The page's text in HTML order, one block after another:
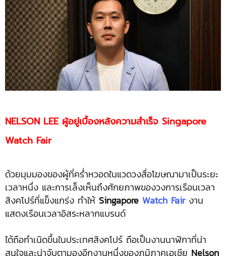
NELSON LEE ผู้อยู่เบื้องหลังความสำเร็จ Singapore
Watch Fair
ด้วยมุมมองของผู้ที่คร่ำหวอดในแวดวงสื่อโฆษณามาเป็นระยะ
เวลาหนึ่ง และการเล็งเห็นถึงศักยภาพของวงการเรือนเวลา
สิงคโปร์ที่แข็งแกร่ง ทำให้ Singapore Watch Fairงาน
แสดงเรือนเวลาอิสระหลากแบรนด์
ได้ถือกำเนิดขึ้นในประเทศสิงคโปร์ ถือเป็นงานนาฬิกาที่น่า
สนใจและน่าจับตามองอีกงานหนึ่งของภูมิภาคเอเชีย Nelson